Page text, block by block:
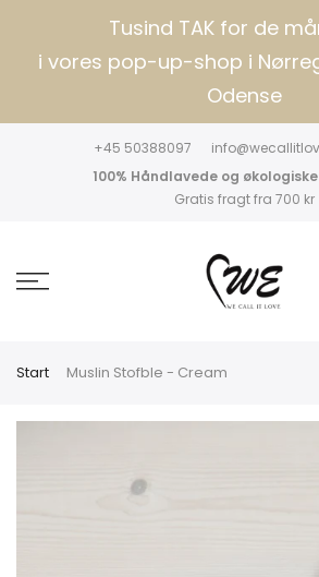
Tusind TAK for de
i vores pop-up-shop i
Odense
+45 50388097
100% Håndlavede og
Gratis fragt fra 700 kr
Start Muslin Stofble - Cream